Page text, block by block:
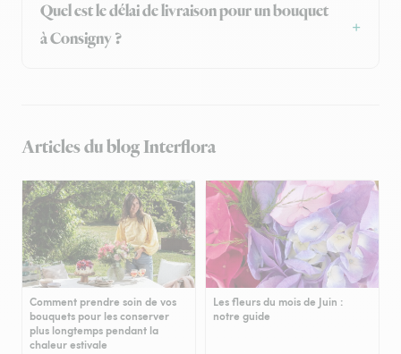
Quel est le délai de livraison pour un bouquet
à Consigny ?
Articles du blog Interflora
Comment prendre soin de vos
bouquets pour les conserver
plus longtemps pendant la
chaleur estivale
Les fleurs du mois de Juin :
notre guide